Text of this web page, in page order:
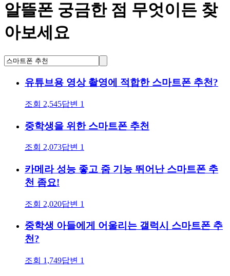
알뜰폰 궁금한 점 무엇이든 찾
아보세요
유튜브용 영상 촬영에 적합한 스마트폰 추천?
조회 2,545답변 1
중학생을 위한 스마트폰 추천
조회 2,073답변 1
카메라 성능 좋고 줌 기능 뛰어난 스마트폰 추
천 좀요!
조회 2,020답변 1
중학생 아들에게 어울리는 갤럭시 스마트폰 추
천?
조회 1,749답변 1